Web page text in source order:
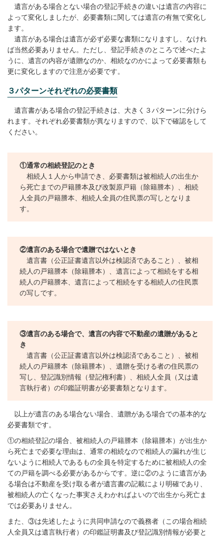
遺言がある場合とない場合の登記手続きの違いは遺言の内容に
よって変化しましたが、必要書類に関しては遺言の有無で変化し
ます。
遺言がある場合は遺言が必ず必要な書類になりますし、なけれ
ば当然必要ありません。ただし、登記手続きのところで述べたよ
うに、遺言の内容が遺贈なのか、相続なのかによって必要書類も
更に変化しますので注意が必要です。
３パターンそれぞれの必要書類
遺言書がある場合の登記手続きは、大きく３パターンに分けら
れます。それぞれ必要書類が異なりますので、以下で確認をして
ください。
①通常の相続登記のとき
相続人１人から申請でき、必要書類は被相続人の出生か
ら死亡までの戸籍謄本及び改製原戸籍（除籍謄本）、相続
人全員の戸籍謄本、相続人全員の住民票の写しとなりま
す。
②遺言のある場合で遺贈ではないとき
遺言書（公正証書遺言以外は検認済であること）、被相
続人の戸籍謄本（除籍謄本）、遺言によって相続をする相
続人の戸籍謄本、遺言によって相続をする相続人の住民票
の写しです。
③遺言のある場合で、遺言の内容で不動産の遺贈があると
き
遺言書（公正証書遺言以外は検認済であること）、被相
続人の戸籍謄本（除籍謄本）、遺贈を受ける者の住民票の
写し、登記識別情報（登記権利書）、相続人全員（又は遺
言執行者）の印鑑証明書が必要書類となります。
以上が遺言のある場合ない場合、遺贈がある場合での基本的な
必要書類です。
①の相続登記の場合、被相続人の戸籍謄本（除籍謄本）が出生か
ら死亡まで必要な理由は、通常の相続なので相続人の漏れが生じ
ないように相続人であるもの全員を特定するために被相続人の全
ての戸籍を調べる必要があるからです。逆に②のように遺言があ
る場合は不動産を受け取る者が遺言書の記載により明確であり、
被相続人の亡くなった事実さえわかればよいので出生から死亡ま
では必要ありません。
また、③は先述したように共同申請なので義務者（この場合相続
人全員又は遺言執行者）の印鑑証明書及び登記識別情報が必要と